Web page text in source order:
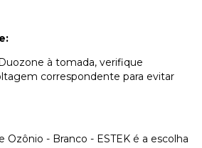
à tomada, verifique
correspondente para evitar
Ozônio - Branco - ESTEK é a escolha